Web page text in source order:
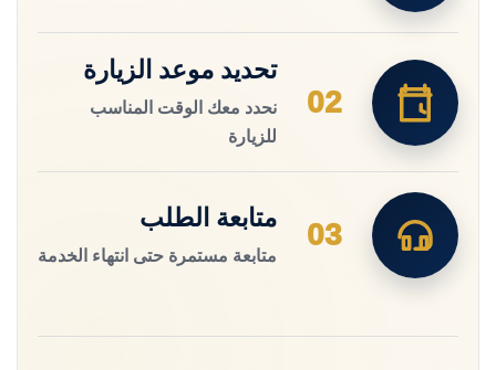
02
تحديد موعد الزيارة
نحدد معك الوقت المناسب
للزيارة
03
متابعة الطلب
متابعة مستمرة حتى انتهاء الخدمة